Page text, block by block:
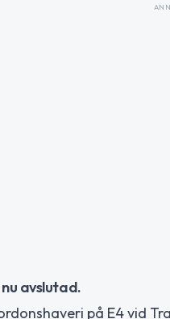
avslutad.
på E4 vid